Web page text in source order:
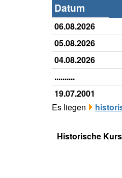
Datum
06.08.2026
05.08.2026
04.08.2026
..........
19.07.2001
Es liegen
Historische